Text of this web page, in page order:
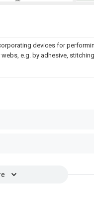
devices for
e.g. by adhesive,